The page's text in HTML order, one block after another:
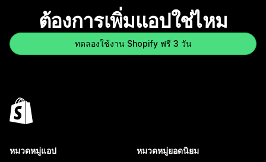
ต้องการเพิ่มแอปใช่ไหม
ทดลองใช้งาน Shopify ฟรี 3 วัน
หมวดหมู่แอป หมวดหมู่ยอดนิยม